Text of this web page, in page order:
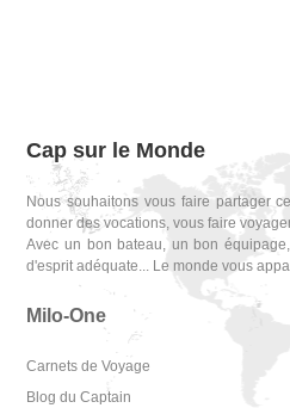
Cap sur le Monde
Nous souhaitons vous faire partager
donner des vocations, vous faire
Avec un bon bateau, un bon
d'esprit adéquate... Le monde vous
Milo-One
Carnets de Voyage
Blog du Captain